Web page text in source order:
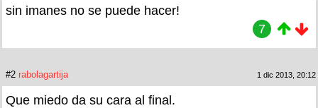
sin imanes no se puede hacer!
7
#2 rabolagartija 1 dic 2013, 20:12
Que miedo da su cara al final.